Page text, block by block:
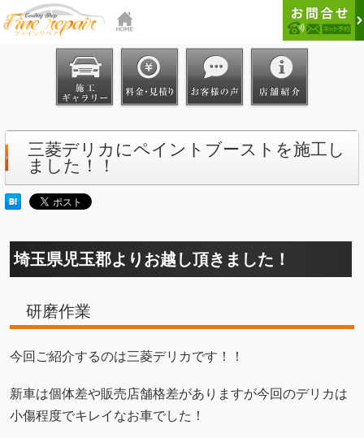
三菱デリカにペイントブーストを施工し
ました！！
埼玉県児玉郡よりお越し頂きました！
研磨作業
今回ご紹介するのは三菱デリカです！！
新車は個体差や販売店舗格差がありますが今回のデリカは
小傷程度でキレイなお車でした！